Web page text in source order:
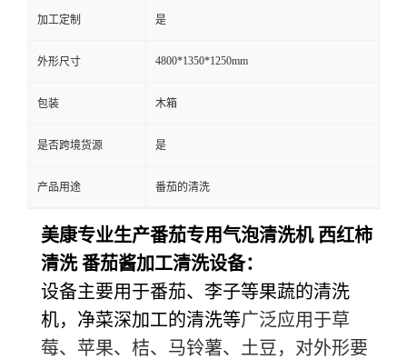
加工定制 是
外形尺寸 4800*1350*1250mm
包装 木箱
是否跨境货源 是
产品用途 番茄的清洗
美康专业生产番茄专用气泡清洗机 西红柿
清洗 番茄酱加工清洗设备：
设备主要用于番茄、李子等果蔬的清洗
机，净菜深加工的清洗等广泛应用于草
莓、苹果、桔、马铃薯、土豆，对外形要